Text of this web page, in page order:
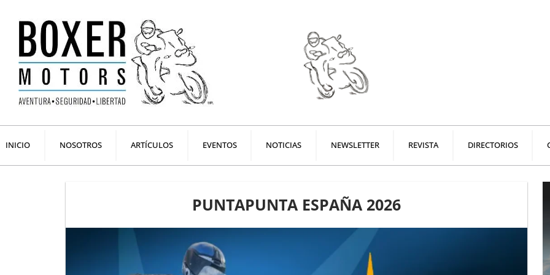
contenido
INICIO NOSOTROS ARTÍCULOS EVENTOS NOTICIAS NEWSLETTER REVISTA DIRECTORIOS
PUNTAPUNTA ESPAÑA 2026